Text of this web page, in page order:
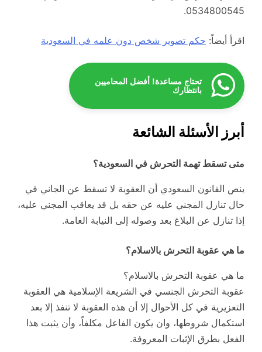
0534800545.
اقرأ أيضاً: حكم تصوير شخص دون علمه في السعودية
تحتاج مساعدة! أفضل المحاميين
بانتظارك
أبرز الأسئلة الشائعة
متى تسقط تهمة التحرش في السعودية؟
ينص القانون السعودي أن العقوبة لا تسقط عن الجاني في
حال تنازل المجني عليه عن حقه بل قد يعاقب المجني عليه،
إذا تنازل عن البلاغ بعد وصوله إلى النيابة العامة.
ما هي عقوبة التحرش بالاسلام؟
ما هي عقوبة التحرش بالاسلام؟
عقوبة التحرش الجنسي في الشريعة الإسلامية هي العقوبة
التعزيرية في کل الأحوال إلا أن هذه العقوبة لا تنفذ إلا بعد
استکمال شروطها، وان يکون الفاعل مکلفاً، وأن يثبت هذا
الفعل بطرق الإثبات المعروفة.